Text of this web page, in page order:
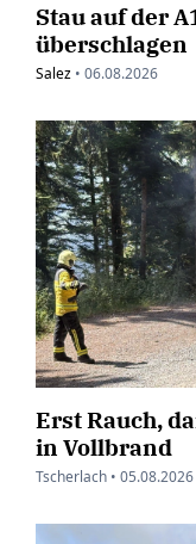
Stau auf der
überschlagen
Salez • 06.08.2026
Erst Rauch,
in Vollbrand
Tscherlach • 05.08.2026